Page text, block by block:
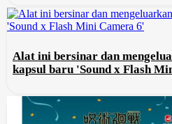
Alat ini bersinar dan
kapsul baru 'Sound x Flash